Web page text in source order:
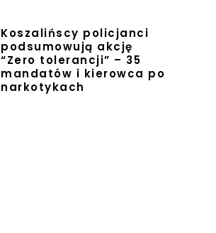
Koszalińscy policjanci
podsumowują akcję
“Zero tolerancji” – 35
mandatów i kierowca po
narkotykach